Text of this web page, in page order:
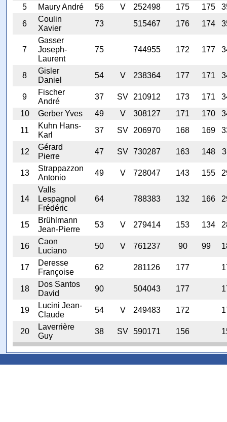
5
Maury André 56 V 252498 175 175
6
Coulin
Xavier
73 515467 176 174
7
Gasser
Joseph-
Laurent
75 744955 172 177
8
Gisler
Daniel
54 V 238364 177 171
9
Fischer
André
37 SV 210912 173 171
10
Gerber Yves 49 V 308127 171 170
11
Kuhn Hans-
Karl
37 SV 206970 168 169
12
Gérard
Pierre
47 SV 730287 163 148
13
Strappazzon
Antonio
49 V 728047 143 155
14
Valls
Lespagnol
Frédéric
64 788383 132 166
15
Brühlmann
Jean-Pierre
53 V 279414 153 134
16
Caon
Luciano
50 V 761237 90 99
17
Deresse
Françoise
62 281126 177
18
Dos Santos
David
90 504043 177
19
Lucini Jean-
Claude
54 V 249483 172
20
Laverrière
Guy
38 SV 590171 156